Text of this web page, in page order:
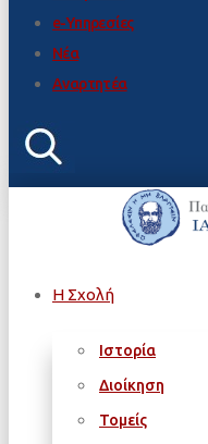
e-Υπηρεσίες
Νέα
Αναρτητέα
Η Σχολή
Ιστορία
Διοίκηση
Τομείς